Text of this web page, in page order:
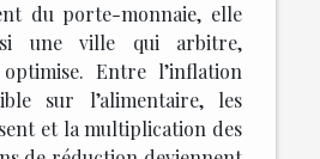
du porte-monnaie, elle
une ville qui arbitre,
Entre l’inflation
sur l’alimentaire, les
et la multiplication des